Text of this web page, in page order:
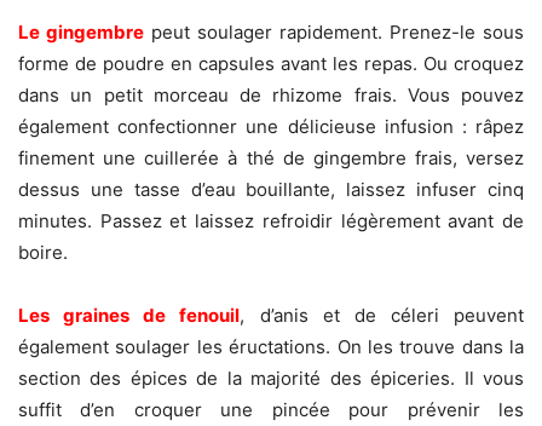
Le gingembre peut soulager rapidement. Prenez-le sous
forme de poudre en capsules avant les repas. Ou croquez
dans un petit morceau de rhizome frais. Vous pouvez
également confectionner une délicieuse infusion : râpez
finement une cuillerée à thé de gingembre frais, versez
dessus une tasse d’eau bouillante, laissez infuser cinq
minutes. Passez et laissez refroidir légèrement avant de
boire.
Les graines de fenouil, d’anis et de céleri peuvent
également soulager les éructations. On les trouve dans la
section des épices de la majorité des épiceries. Il vous
suffit d’en croquer une pincée pour prévenir les